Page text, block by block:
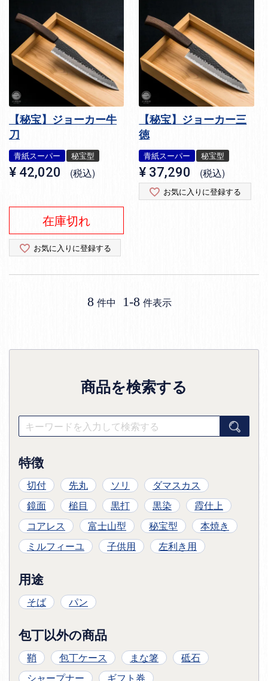
【秘宝】ジョーカー牛
刀
青紙スーパー 秘宝型
¥ 42,020 税込
在庫切れ
お気に入りに登録する
【秘宝】ジョーカー三
徳
青紙スーパー 秘宝型
¥ 37,290 税込
お気に入りに登録する
8 件中 1-8 件表示
商品を検索する
特徴
切付 先丸 ソリ
ダマスカス
鏡面
槌目 黒打 黒染
霞仕上
コアレス
富士山型 秘宝型
本焼き
ミルフィーユ
子供用 左利き用
用途
そば パン
包丁以外の商品
鞘 包丁ケース まな箸
砥石
シャープナー
ギフト券